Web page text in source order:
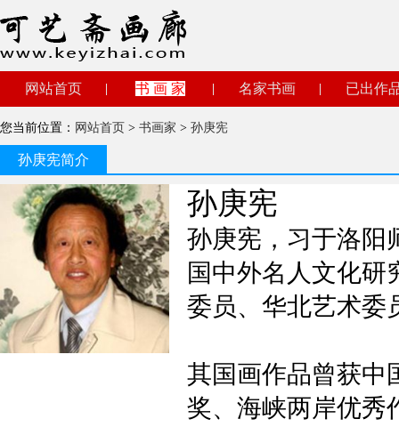
网站首页 书 画 家 名家书画 已出作
您当前位置： 网站首页 > 书画家 > 孙庚宪
孙庚宪简介
孙庚宪
孙庚宪，习于洛阳
国中外名人文化研
委员、华北艺术委
其国画作品曾获中
奖、海峡两岸优秀